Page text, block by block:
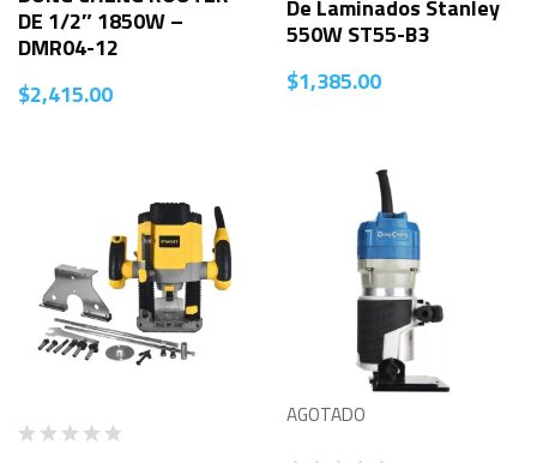
DE 1/2″ 1850W –
DMR04-12
$2,415.00
De Laminados Stanley
550W ST55-B3
$1,385.00
AGOTADO